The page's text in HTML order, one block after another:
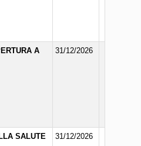
A
31/12/2026
SALUTE
31/12/2026